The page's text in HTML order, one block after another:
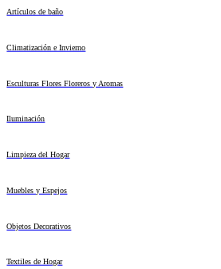
Artículos de baño
Climatización e Invierno
Esculturas Flores Floreros y Aromas
Iluminación
Limpieza del Hogar
Muebles y Espejos
Objetos Decorativos
Textiles de Hogar